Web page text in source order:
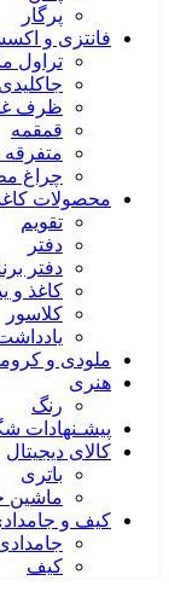
پرگار
فانتزی و
تراول
جاکلیدی
ظرف
قمقمه
متفرقه
چراغ
محصولات
تقویم
دفتر
دفتر
کاغذ و
کلاسور
ملودی و
هنری
رنگ
پیشـنهادات
کالای دیجیتال
باتری
ماشین
کیف و
کیف